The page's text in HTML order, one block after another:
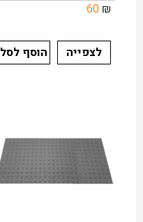
₪
60
לצפייה הוסף לסל